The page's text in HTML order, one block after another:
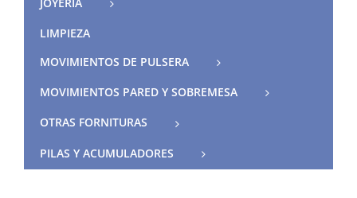
LIMPIEZA
MOVIMIENTOS DE PULSERA
MOVIMIENTOS PARED Y SOBREMESA
OTRAS FORNITURAS
PILAS Y ACUMULADORES